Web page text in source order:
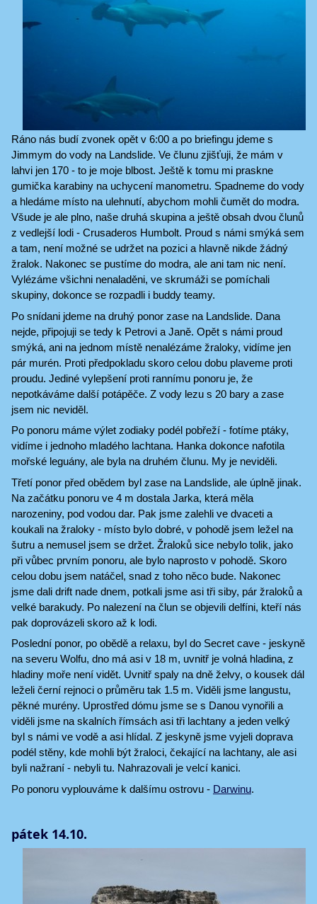
Ráno nás budí zvonek opět v 6:00 a po briefingu jdeme s
Jimmym do vody na Landslide. Ve člunu zjišťuji, že mám v
lahvi jen 170 - to je moje blbost. Ještě k tomu mi praskne
gumička karabiny na uchycení manometru. Spadneme do vody
a hledáme místo na ulehnutí, abychom mohli čumět do modra.
Všude je ale plno, naše druhá skupina a ještě obsah dvou člunů
z vedlejší lodi - Crusaderos Humbolt. Proud s námi smýká sem
a tam, není možné se udržet na pozici a hlavně nikde žádný
žralok. Nakonec se pustíme do modra, ale ani tam nic není.
Vylézáme všichni nenaladěni, ve skrumáži se pomíchali
skupiny, dokonce se rozpadli i buddy teamy.
Po snídani jdeme na druhý ponor zase na Landslide. Dana
nejde, připojuji se tedy k Petrovi a Janě. Opět s námi proud
smýká, ani na jednom místě nenalézáme žraloky, vidíme jen
pár murén. Proti předpokladu skoro celou dobu plaveme proti
proudu. Jediné vylepšení proti rannímu ponoru je, že
nepotkáváme další potápěče. Z vody lezu s 20 bary a zase
jsem nic neviděl.
Po ponoru máme výlet zodiaky podél pobřeží - fotíme ptáky,
vidíme i jednoho mladého lachtana. Hanka dokonce nafotila
mořské leguány, ale byla na druhém člunu. My je neviděli.
Třetí ponor před obědem byl zase na Landslide, ale úplně jinak.
Na začátku ponoru ve 4 m dostala Jarka, která měla
narozeniny, pod vodou dar. Pak jsme zalehli ve dvaceti a
koukali na žraloky - místo bylo dobré, v pohodě jsem ležel na
šutru a nemusel jsem se držet. Žraloků sice nebylo tolik, jako
při vůbec prvním ponoru, ale bylo naprosto v pohodě. Skoro
celou dobu jsem natáčel, snad z toho něco bude. Nakonec
jsme dali drift nade dnem, potkali jsme asi tři siby, pár žraloků a
velké barakudy. Po nalezení na člun se objevili delfíni, kteří nás
pak doprovázeli skoro až k lodi.
Poslední ponor, po obědě a relaxu, byl do Secret cave - jeskyně
na severu Wolfu, dno má asi v 18 m, uvnitř je volná hladina, z
hladiny moře není vidět. Uvnitř spaly na dně želvy, o kousek dál
leželi černí rejnoci o průměru tak 1.5 m. Viděli jsme langustu,
pěkné murény. Uprostřed dómu jsme se s Danou vynořili a
viděli jsme na skalních římsách asi tři lachtany a jeden velký
byl s námi ve vodě a asi hlídal. Z jeskyně jsme vyjeli doprava
podél stěny, kde mohli být žraloci, čekající na lachtany, ale asi
byli nažraní - nebyli tu. Nahrazovali je velcí kanici.
Po ponoru vyplouváme k dalšímu ostrovu - Darwinu.
pátek 14.10.